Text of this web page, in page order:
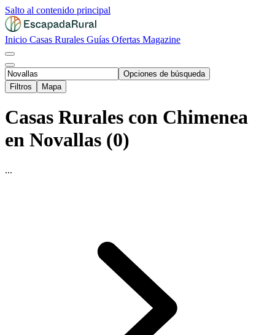
Salto al contenido principal
Inicio Casas Rurales Guías Ofertas Magazine
Opciones de búsqueda
Filtros
Mapa
Casas Rurales con Chimenea
en Novallas (0)
...